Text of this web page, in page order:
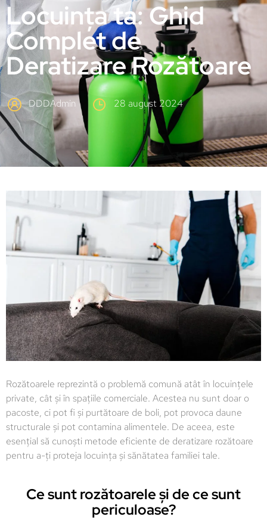
Locuința ta: Ghid
Complet de
Deratizare Rozătoare
DDDAdmin 28 august 2024
Rozătoarele reprezintă o problemă comună atât în locuințele
private, cât și în spațiile comerciale. Acestea nu sunt doar o
pacoste, ci pot fi și purtătoare de boli, pot provoca daune
structurale și pot contamina alimentele. De aceea, este
esențial să cunoști metode eficiente de deratizare rozătoare
pentru a-ți proteja locuința și sănătatea familiei tale.
Ce sunt rozătoarele și de ce sunt
periculoase?